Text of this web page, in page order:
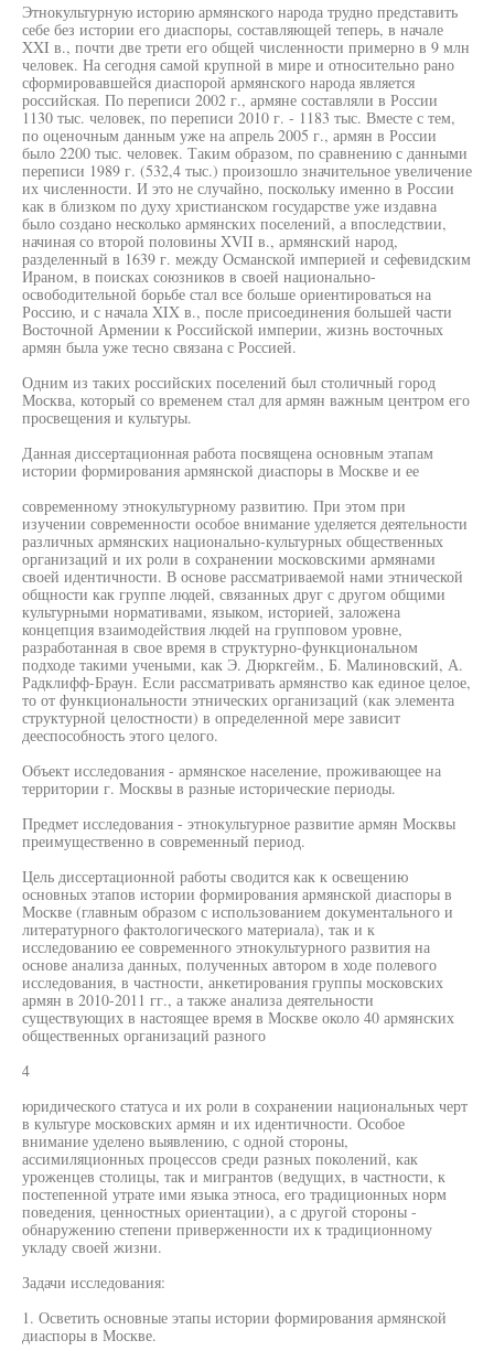
Этнокультурную историю армянского народа трудно представить
себе без истории его диаспоры, составляющей теперь, в начале
XXI в., почти две трети его общей численности примерно в 9 млн
человек. На сегодня самой крупной в мире и относительно рано
сформировавшейся диаспорой армянского народа является
российская. По переписи 2002 г., армяне составляли в России
1130 тыс. человек, по переписи 2010 г. - 1183 тыс. Вместе с тем,
по оценочным данным уже на апрель 2005 г., армян в России
было 2200 тыс. человек. Таким образом, по сравнению с данными
переписи 1989 г. (532,4 тыс.) произошло значительное увеличение
их численности. И это не случайно, поскольку именно в России
как в близком по духу христианском государстве уже издавна
было создано несколько армянских поселений, а впоследствии,
начиная со второй половины XVII в., армянский народ,
разделенный в 1639 г. между Османской империей и сефевидским
Ираном, в поисках союзников в своей национально-
освободительной борьбе стал все больше ориентироваться на
Россию, и с начала XIX в., после присоединения большей части
Восточной Армении к Российской империи, жизнь восточных
армян была уже тесно связана с Россией.
Одним из таких российских поселений был столичный город
Москва, который со временем стал для армян важным центром его
просвещения и культуры.
Данная диссертационная работа посвящена основным этапам
истории формирования армянской диаспоры в Москве и ее
современному этнокультурному развитию. При этом при
изучении современности особое внимание уделяется деятельности
различных армянских национально-культурных общественных
организаций и их роли в сохранении московскими армянами
своей идентичности. В основе рассматриваемой нами этнической
общности как группе людей, связанных друг с другом общими
культурными нормативами, языком, историей, заложена
концепция взаимодействия людей на групповом уровне,
разработанная в свое время в структурно-функциональном
подходе такими учеными, как Э. Дюркгейм., Б. Малиновский, А.
Радклифф-Браун. Если рассматривать армянство как единое целое,
то от функциональности этнических организаций (как элемента
структурной целостности) в определенной мере зависит
дееспособность этого целого.
Объект исследования - армянское население, проживающее на
территории г. Москвы в разные исторические периоды.
Предмет исследования - этнокультурное развитие армян Москвы
преимущественно в современный период.
Цель диссертационной работы сводится как к освещению
основных этапов истории формирования армянской диаспоры в
Москве (главным образом с использованием документального и
литературного фактологического материала), так и к
исследованию ее современного этнокультурного развития на
основе анализа данных, полученных автором в ходе полевого
исследования, в частности, анкетирования группы московских
армян в 2010-2011 гг., а также анализа деятельности
существующих в настоящее время в Москве около 40 армянских
общественных организаций разного
4
юридического статуса и их роли в сохранении национальных черт
в культуре московских армян и их идентичности. Особое
внимание уделено выявлению, с одной стороны,
ассимиляционных процессов среди разных поколений, как
уроженцев столицы, так и мигрантов (ведущих, в частности, к
постепенной утрате ими языка этноса, его традиционных норм
поведения, ценностных ориентации), а с другой стороны -
обнаружению степени приверженности их к традиционному
укладу своей жизни.
Задачи исследования:
1. Осветить основные этапы истории формирования армянской
диаспоры в Москве.